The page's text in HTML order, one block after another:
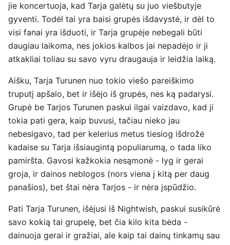
jie koncertuoja, kad Tarja galėtų su juo viešbutyje
gyventi. Todėl tai yra baisi grupės išdavystė, ir dėl to
visi fanai yra išduoti, ir Tarja grupėje nebegali būti
daugiau laikoma, nes jokios kalbos jai nepadėjo ir ji
atkakliai toliau su savo vyru draugauja ir leidžia laiką.
Aišku, Tarja Turunen nuo tokio viešo pareiškimo
truputį apšalo, bet ir išėjo iš grupės, nes ką padarysi.
Grupė be Tarjos Turunen paskui ilgai vaizdavo, kad ji
tokia pati gera, kaip buvusi, tačiau nieko jau
nebesigavo, tad per kelerius metus tiesiog išdrožė
kadaise su Tarja išsiaugintą populiarumą, o tada liko
pamiršta. Gavosi kažkokia nesąmonė - lyg ir gerai
groja, ir dainos neblogos (nors viena į kitą per daug
panašios), bet štai nėra Tarjos - ir nėra įspūdžio.
Pati Tarja Turunen, išėjusi iš Nightwish, paskui susikūrė
savo kokią tai grupelę, bet čia kilo kita bėda -
dainuoja gerai ir gražiai, ale kaip tai dainų tinkamų sau